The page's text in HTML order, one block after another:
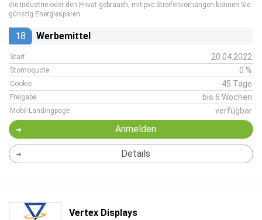
die Industrie oder den Privat gebrauch, mit pvc Streifenvorhängen können Sie
günstig Energiesparen.
18 Werbemittel
Start 20.04.2022
Stornoquote 0 %
Cookie 45 Tage
Freigabe bis 6 Wochen
Mobil-Landingpage verfügbar
Anmelden
Details
Vertex Displays